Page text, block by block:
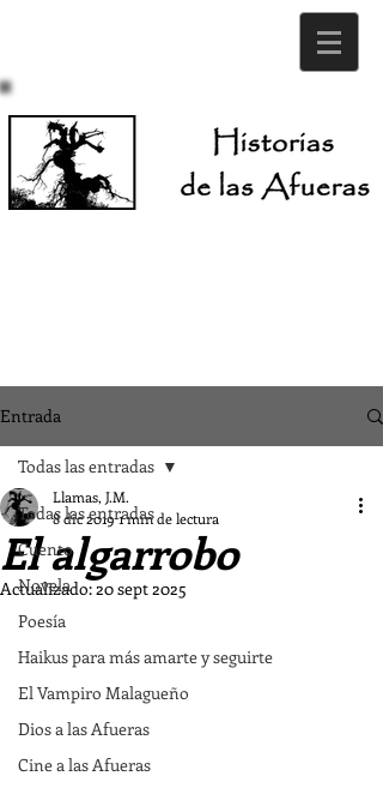
Entrada
Todas las entradas
Cuento
Novela
Poesía
Haikus para más amarte y seguirte
El Vampiro Malagueño
Dios a las Afueras
Cine a las Afueras
Todas las entradas
El algarrobo
Llamas, J.M.
8 dic 20191 min de lectura
Actualizado:20 sept 2025